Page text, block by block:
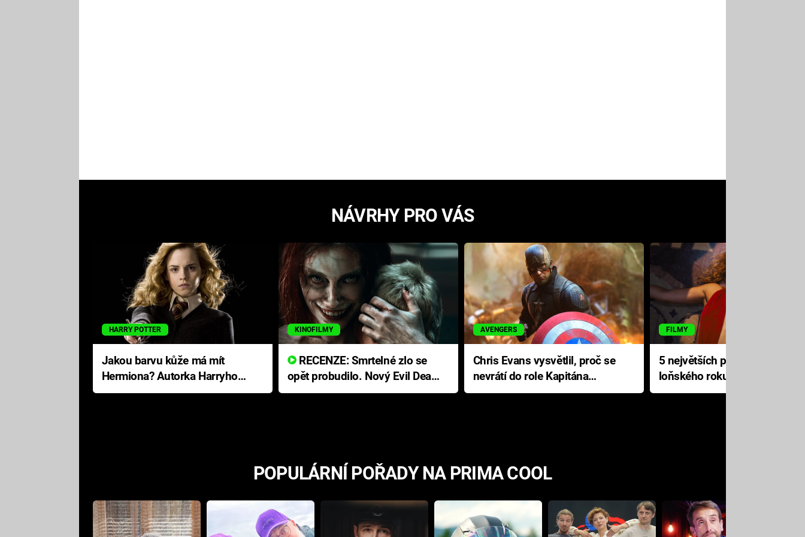
NÁVRHY PRO VÁS
HARRY POTTER
Jakou barvu kůže má mít
Hermiona? Autorka Harryho
Pottera přišla s ráznou
KINOFILMY
RECENZE: Smrtelné zlo se
opět probudilo. Nový Evil Dead
přichází s neodolatelnou
AVENGERS
Chris Evans vysvětlil, proč se
nevrátí do role Kapitána
Ameriky
FILMY
5 největších propadáků
loňského roku: Disney na
jediné katastrofě prodělal 200
POPULÁRNÍ POŘADY NA PRIMA COOL